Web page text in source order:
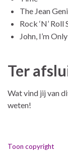
The Jean
Rock ‘N’ Roll
John, I’m
Ter
Wat vind jij van
weten!
Toon copyright